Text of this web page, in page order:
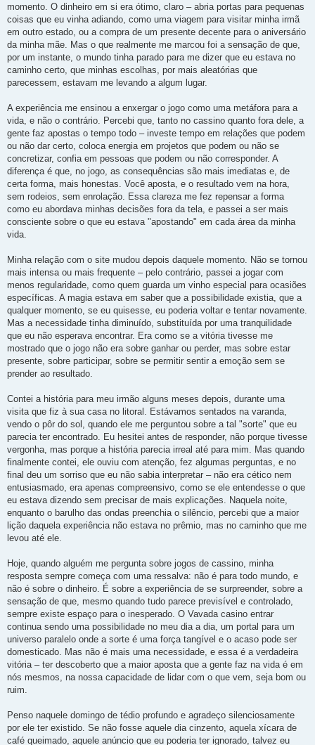
momento. O dinheiro em si era ótimo, claro – abria portas para pequenas
coisas que eu vinha adiando, como uma viagem para visitar minha irmã
em outro estado, ou a compra de um presente decente para o aniversário
da minha mãe. Mas o que realmente me marcou foi a sensação de que,
por um instante, o mundo tinha parado para me dizer que eu estava no
caminho certo, que minhas escolhas, por mais aleatórias que
parecessem, estavam me levando a algum lugar.
A experiência me ensinou a enxergar o jogo como uma metáfora para a
vida, e não o contrário. Percebi que, tanto no cassino quanto fora dele, a
gente faz apostas o tempo todo – investe tempo em relações que podem
ou não dar certo, coloca energia em projetos que podem ou não se
concretizar, confia em pessoas que podem ou não corresponder. A
diferença é que, no jogo, as consequências são mais imediatas e, de
certa forma, mais honestas. Você aposta, e o resultado vem na hora,
sem rodeios, sem enrolação. Essa clareza me fez repensar a forma
como eu abordava minhas decisões fora da tela, e passei a ser mais
consciente sobre o que eu estava "apostando" em cada área da minha
vida.
Minha relação com o site mudou depois daquele momento. Não se tornou
mais intensa ou mais frequente – pelo contrário, passei a jogar com
menos regularidade, como quem guarda um vinho especial para ocasiões
específicas. A magia estava em saber que a possibilidade existia, que a
qualquer momento, se eu quisesse, eu poderia voltar e tentar novamente.
Mas a necessidade tinha diminuído, substituída por uma tranquilidade
que eu não esperava encontrar. Era como se a vitória tivesse me
mostrado que o jogo não era sobre ganhar ou perder, mas sobre estar
presente, sobre participar, sobre se permitir sentir a emoção sem se
prender ao resultado.
Contei a história para meu irmão alguns meses depois, durante uma
visita que fiz à sua casa no litoral. Estávamos sentados na varanda,
vendo o pôr do sol, quando ele me perguntou sobre a tal "sorte" que eu
parecia ter encontrado. Eu hesitei antes de responder, não porque tivesse
vergonha, mas porque a história parecia irreal até para mim. Mas quando
finalmente contei, ele ouviu com atenção, fez algumas perguntas, e no
final deu um sorriso que eu não sabia interpretar – não era cético nem
entusiasmado, era apenas compreensivo, como se ele entendesse o que
eu estava dizendo sem precisar de mais explicações. Naquela noite,
enquanto o barulho das ondas preenchia o silêncio, percebi que a maior
lição daquela experiência não estava no prêmio, mas no caminho que me
levou até ele.
Hoje, quando alguém me pergunta sobre jogos de cassino, minha
resposta sempre começa com uma ressalva: não é para todo mundo, e
não é sobre o dinheiro. É sobre a experiência de se surpreender, sobre a
sensação de que, mesmo quando tudo parece previsível e controlado,
sempre existe espaço para o inesperado. O Vavada casino entrar
continua sendo uma possibilidade no meu dia a dia, um portal para um
universo paralelo onde a sorte é uma força tangível e o acaso pode ser
domesticado. Mas não é mais uma necessidade, e essa é a verdadeira
vitória – ter descoberto que a maior aposta que a gente faz na vida é em
nós mesmos, na nossa capacidade de lidar com o que vem, seja bom ou
ruim.
Penso naquele domingo de tédio profundo e agradeço silenciosamente
por ele ter existido. Se não fosse aquele dia cinzento, aquela xícara de
café queimado, aquele anúncio que eu poderia ter ignorado, talvez eu